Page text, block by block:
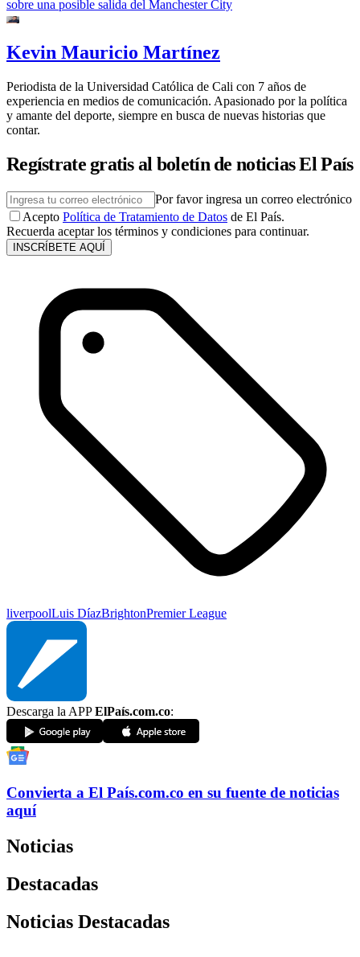
sobre una posible salida del Manchester City
Kevin Mauricio Martínez
Periodista de la Universidad Católica de Cali con 7 años de
experiencia en medios de comunicación. Apasionado por la política
y amante del deporte, siempre en busca de nuevas historias que
contar.
Regístrate gratis al boletín de noticias El País
Por favor ingresa un correo electrónico
Acepto Política de Tratamiento de Datos de El País.
Recuerda aceptar los términos y condiciones para continuar.
INSCRÍBETE AQUÍ
liverpoolLuis DíazBrightonPremier League
Descarga la APPElPaís.com.co:
Convierta a El País.com.co en su fuente de noticias
aquí
Noticias
Destacadas
Noticias Destacadas